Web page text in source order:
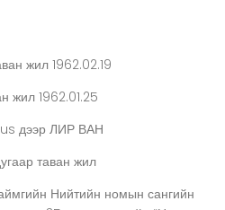
жил 1962.02.19
жил 1962.01.25
дээр ЛИР ВАН
таван жил
Нийтийн номын сангийн